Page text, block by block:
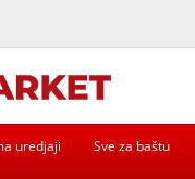
uredjaji Sve za baštu